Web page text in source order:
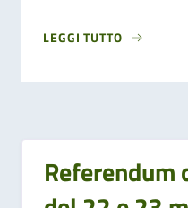
LEGGI TUTTO